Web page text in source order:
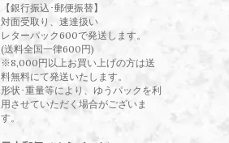
【銀行振込･郵便振替】
対面受取り、速達扱い
レターパック600で発送します。
(送料全国一律600円)
※8,000円以上お買い上げの方は送
料無料にて発送いたします。
形状･重量等により、ゆうパックを利
用させていただく場合がございま
す。